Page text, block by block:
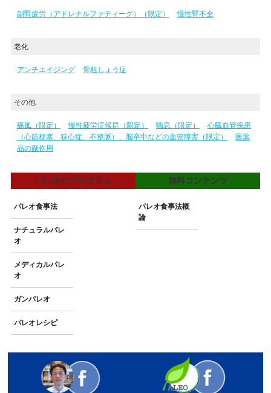
副腎疲労（アドレナルファティーグ）（限定） 慢性腎不全
老化
アンチエイジング 骨粗しょう症
その他
痛風（限定） 慢性疲労症候群（限定） 喘息（限定）
心臓血管疾患
（心筋梗塞、狭心症、不整脈）、脳卒中などの血管障害（限定）
医薬
品の副作用
パレオのプログラム
パレオ食事法
ナチュラルパレ
オ
メディカルパレ
オ
ガンパレオ
パレオレシピ
無料コンテンツ
パレオ食事法概
論